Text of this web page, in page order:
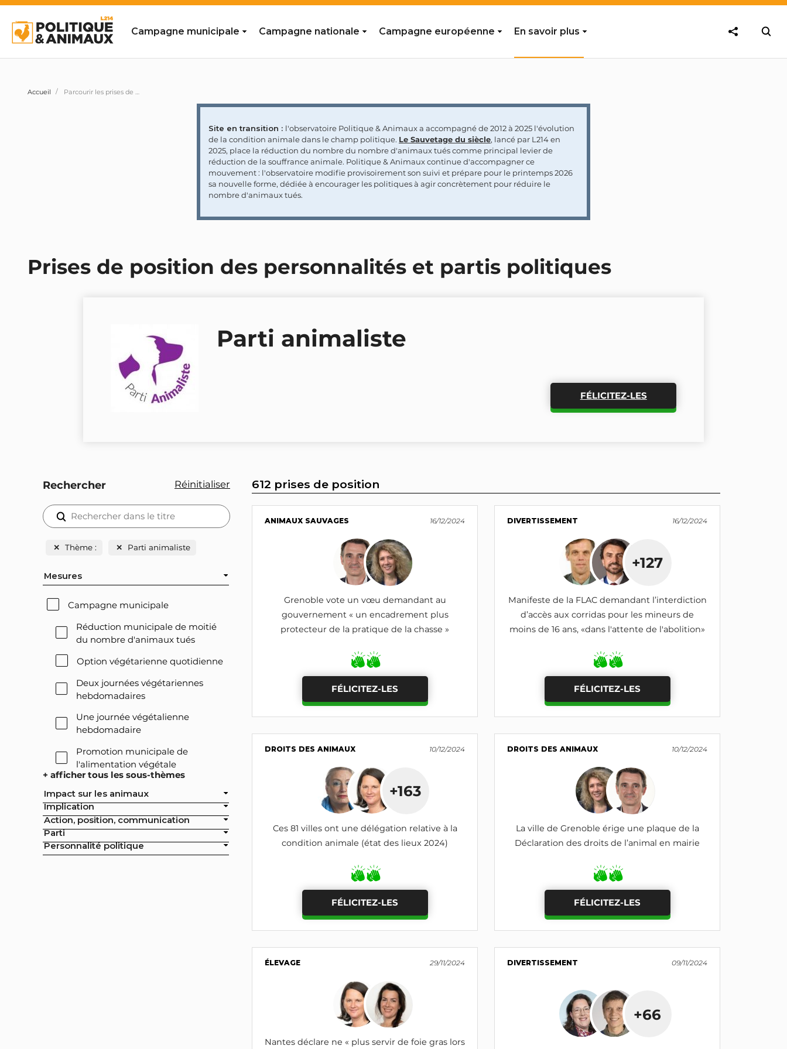
Campagne municipale Campagne nationale Campagne européenne En savoir plus
Accueil Parcourir les prises de position des personnalités et partis politiques
Site en transition : l'observatoire Politique & Animaux a accompagné de 2012 à 2025 l'évolution
de la condition animale dans le champ politique. Le Sauvetage du siècle, lancé par L214 en
2025, place la réduction du nombre du nombre d'animaux tués comme principal levier de
réduction de la souffrance animale. Politique & Animaux continue d'accompagner ce
mouvement : l'observatoire modifie provisoirement son suivi et prépare pour le printemps 2026
sa nouvelle forme, dédiée à encourager les politiques à agir concrètement pour réduire le
nombre d'animaux tués.
Prises de position des personnalités et partis politiques
Parti animaliste
FÉLICITEZ-LES
Réinitialiser
Rechercher
✕ Thème : ✕ Parti animaliste
Mesures
Campagne municipale
Réduction municipale de moitié
du nombre d'animaux tués
Option végétarienne quotidienne
Deux journées végétariennes
hebdomadaires
Une journée végétalienne
hebdomadaire
Promotion municipale de
l'alimentation végétale
officielles de la ville
Exclusion de l'élevage intensif des
Exclusion de la pisciculture des
+ afficher tous les sous-thèmes
Impact sur les animaux
Implication
Action, position, communication
Parti
Personnalité politique
612 prises de position
ANIMAUX SAUVAGES 16/12/2024
Grenoble vote un vœu demandant au
gouvernement « un encadrement plus
protecteur de la pratique de la chasse »
FÉLICITEZ-LES
DIVERTISSEMENT 16/12/2024
+127
Manifeste de la FLAC demandant l’interdiction
d’accès aux corridas pour les mineurs de
moins de 16 ans, «dans l'attente de l'abolition»
FÉLICITEZ-LES
DROITS DES ANIMAUX 10/12/2024
+163
Ces 81 villes ont une délégation relative à la
condition animale (état des lieux 2024)
FÉLICITEZ-LES
DROITS DES ANIMAUX 10/12/2024
La ville de Grenoble érige une plaque de la
Déclaration des droits de l’animal en mairie
FÉLICITEZ-LES
ÉLEVAGE 29/11/2024
Nantes déclare ne « plus servir de foie gras lors
DIVERTISSEMENT 09/11/2024
+66